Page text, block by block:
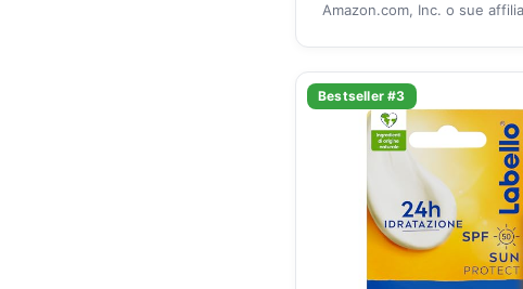
Amazon.com, Inc. o sue
Bestseller #3